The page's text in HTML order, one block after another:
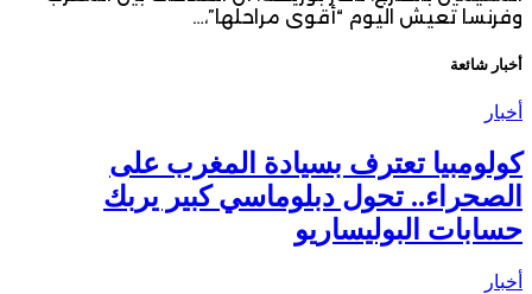
وفرنسا تعيش اليوم “أقوى مراحلها”،…
أخبار شائعة
أخبار
كولومبيا تعترف بسيادة المغرب على
الصحراء.. تحول دبلوماسي كبير يربك
حسابات البوليساريو
أخبار